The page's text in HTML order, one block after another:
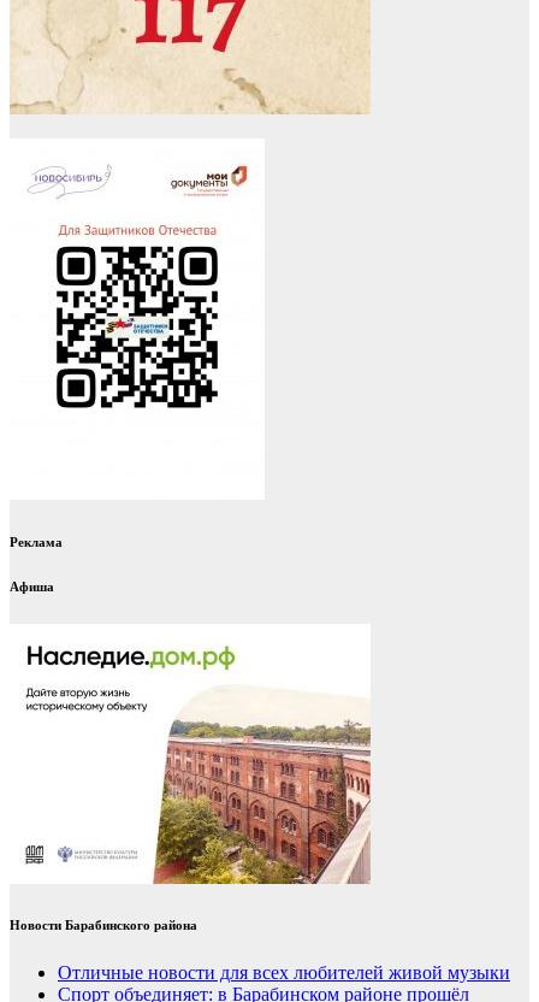
Реклама
Афиша
Новости Барабинского района
Отличные новости для всех любителей живой музыки
Спорт объединяет: в Барабинском районе прошёл